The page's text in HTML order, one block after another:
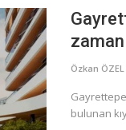
Özkan ÖZEL
bulunan